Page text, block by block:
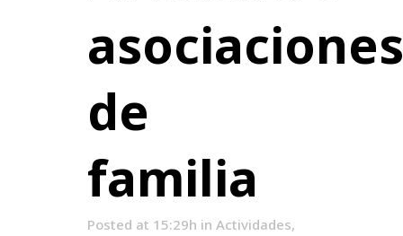
asociaciones
de
familia
Posted at 15:29h in Actividades,